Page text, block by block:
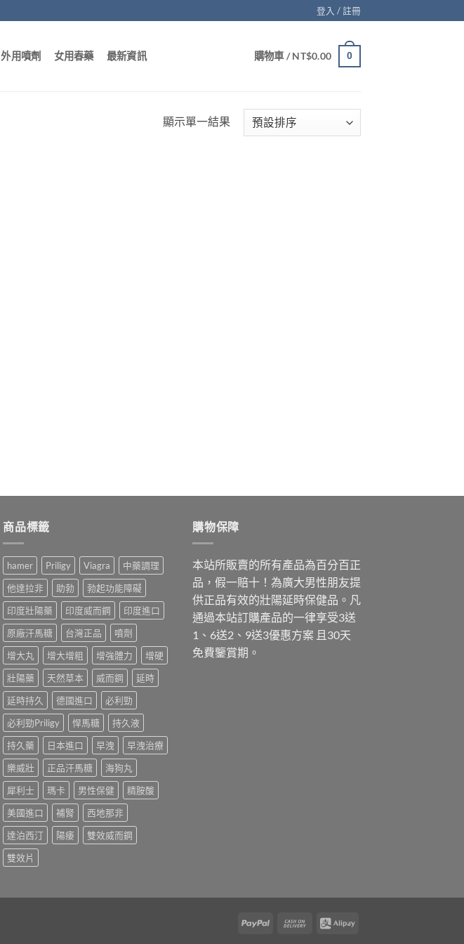
登入 / 註冊
外用噴劑 女用春藥 最新資訊 購物車 /NT$0.00 0
顯示單一結果
商品標籤
hamer Priligy Viagra
中藥調理
他達拉非
助勃
勃起功能障礙
印度壯陽藥
印度威而鋼
印度進口
原廠汗馬糖
台灣正品
噴劑
增大丸
增大增粗 增強體力
增硬
壯陽藥
天然草本 威而鋼
延時
延時持久
德國進口
必利勁
必利勁Priligy
悍馬糖
持久液
持久藥
日本進口 早洩
早洩治療
樂威壯
正品汗馬糖
海狗丸
犀利士
瑪卡 男性保健
精胺酸
美國進口
補腎
西地那非
達泊西汀
陽痿
雙效威而鋼
雙效片
購物保障
本站所販賣的所有產品為百分百正
品，假一賠十！為廣大男性朋友提
供正品有效的壯陽延時保健品。凡
通過本站訂購產品的一律享受3送
1、6送2、9送3優惠方案 且30天
免費鑒賞期。
PayPal
Cash
Alipay